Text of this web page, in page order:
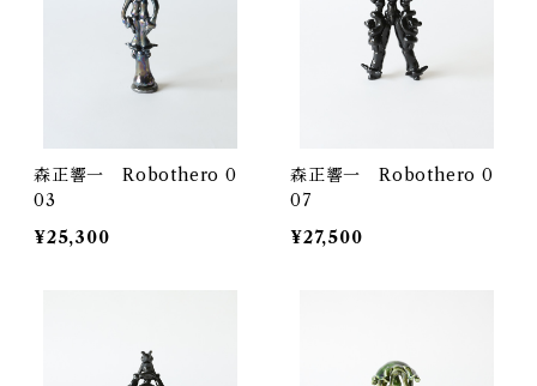
森正響一 Robothero 0
03
¥25,300
森正響一 Robothero 0
07
¥27,500